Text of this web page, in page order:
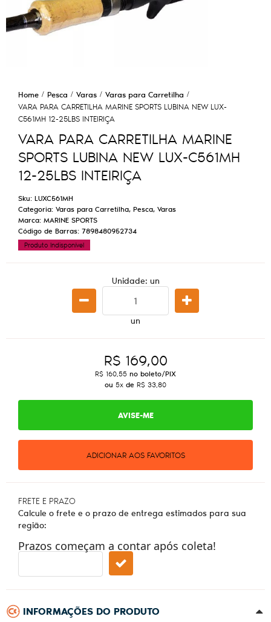
Home Pesca Varas
Varas para Carretilha
VARA PARA CARRETILHA MARINE SPORTS LUBINA NEW LUX-
C561MH 12-25LBS INTEIRIÇA
VARA PARA CARRETILHA MARINE
SPORTS LUBINA NEW LUX-C561MH
12-25LBS INTEIRIÇA
Sku: LUXC561MH
Categoria: Varas para Carretilha, Pesca, Varas
Marca: MARINE SPORTS
Código de Barras: 7898480952734
Produto Indisponível
Unidade: un
un
R$ 169,00
R$ 160,55 no boleto/PIX
ou 5x de R$ 33,80
AVISE-ME
ADICIONAR AOS FAVORITOS
FRETE E PRAZO
Calcule o frete e o prazo de entrega estimados para sua
região:
Prazos começam a contar após coleta!
INFORMAÇÕES DO PRODUTO